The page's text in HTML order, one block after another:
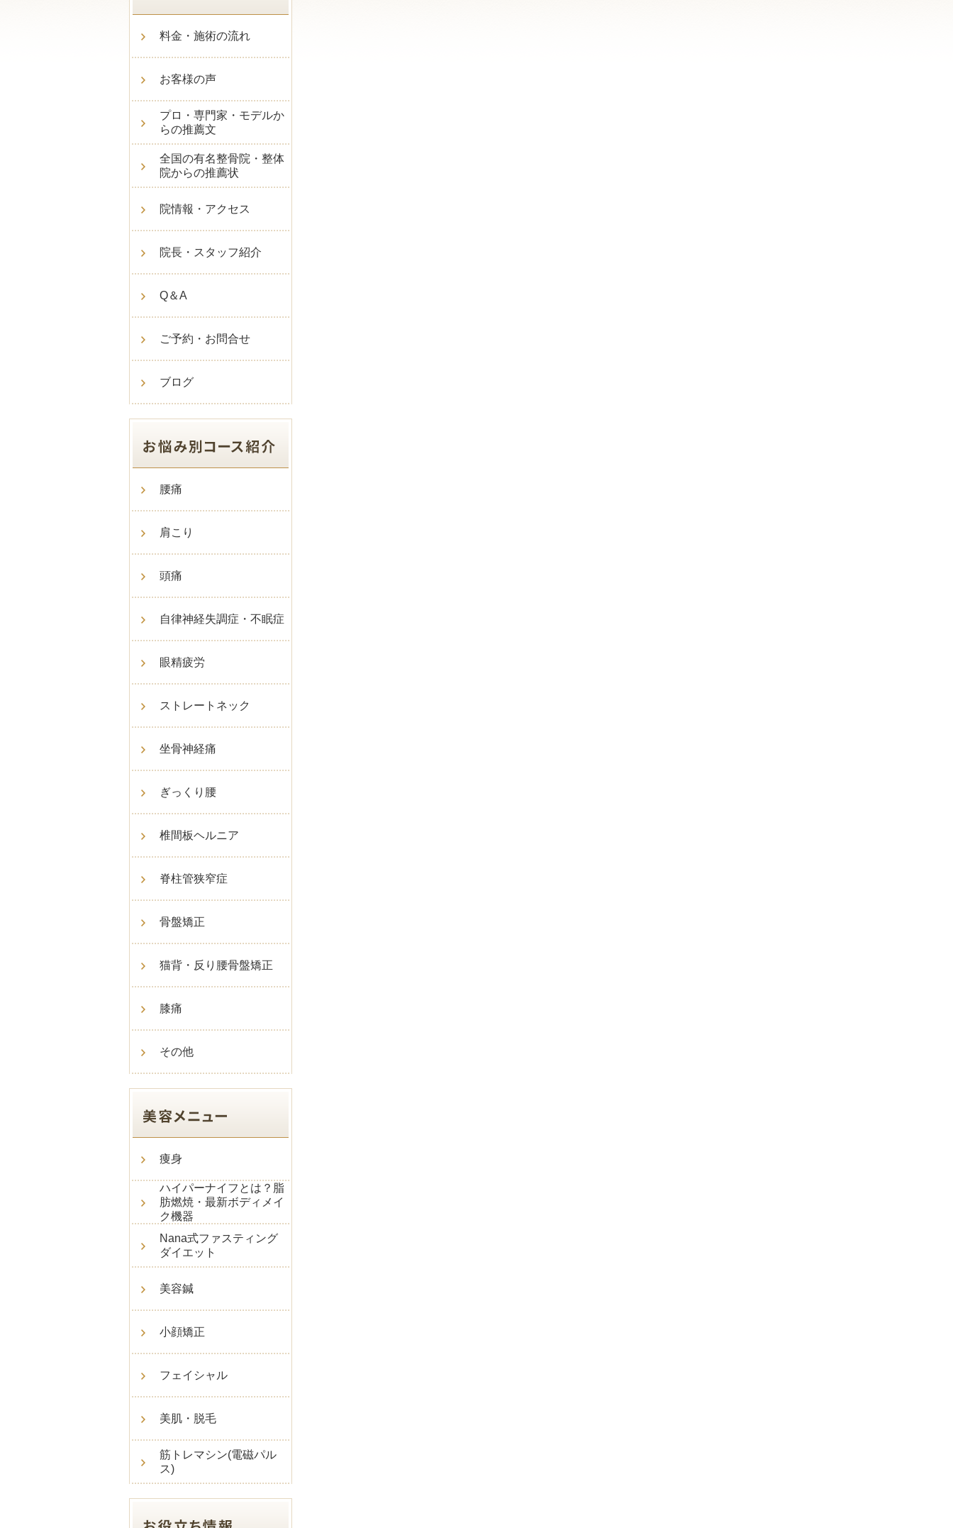
料金・施術の流れ
お客様の声
プロ・専門家・モデルか
らの推薦文
全国の有名整骨院・整体
院からの推薦状
院情報・アクセス
院長・スタッフ紹介
Q＆A
ご予約・お問合せ
ブログ
腰痛
肩こり
頭痛
自律神経失調症・不眠症
眼精疲労
ストレートネック
坐骨神経痛
ぎっくり腰
椎間板ヘルニア
脊柱管狭窄症
骨盤矯正
猫背・反り腰骨盤矯正
膝痛
その他
痩身
ハイパーナイフとは？脂
肪燃焼・最新ボディメイ
ク機器
Nana式ファスティング
ダイエット
美容鍼
小顔矯正
フェイシャル
美肌・脱毛
筋トレマシン(電磁パル
ス)